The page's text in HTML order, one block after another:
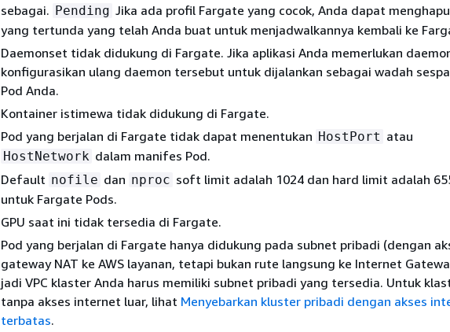
sebagai. Pending Jika ada profil Fargate yang cocok, Anda dapat
yang tertunda yang telah Anda buat untuk menjadwalkannya kembali ke
Daemonset tidak didukung di Fargate. Jika aplikasi Anda memerlukan
konfigurasikan ulang daemon tersebut untuk dijalankan sebagai wadah
Pod Anda.
Kontainer istimewa tidak didukung di Fargate.
Pod yang berjalan di Fargate tidak dapat menentukan HostPort atau
HostNetwork dalam manifes Pod.
Default nofile dan nproc soft limit adalah 1024 dan hard limit adalah
untuk Fargate Pods.
GPU saat ini tidak tersedia di Fargate.
Pod yang berjalan di Fargate hanya didukung pada subnet pribadi (dengan
gateway NAT ke AWS layanan, tetapi bukan rute langsung ke Internet
jadi VPC klaster Anda harus memiliki subnet pribadi yang tersedia. Untuk
tanpa akses internet luar, lihat Menyebarkan kluster pribadi dengan akses
terbatas.